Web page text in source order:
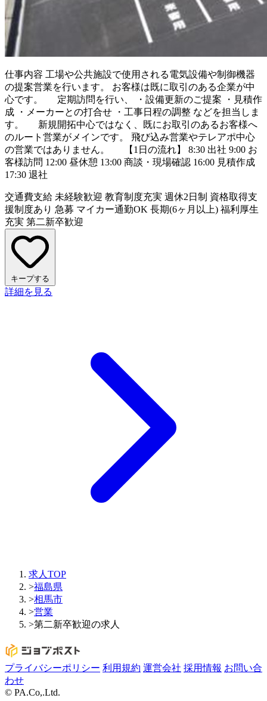
仕事内容 工場や公共施設で使用される電気設備や制御機器
の提案営業を行います。 お客様は既に取引のある企業が中
心です。 定期訪問を行い、 ・設備更新のご提案 ・見積作
成 ・メーカーとの打合せ ・工事日程の調整 などを担当しま
す。 新規開拓中心ではなく、既にお取引のあるお客様へ
のルート営業がメインです。 飛び込み営業やテレアポ中心
の営業ではありません。 【1日の流れ】 8:30 出社 9:00 お
客様訪問 12:00 昼休憩 13:00 商談・現場確認 16:00 見積作成
17:30 退社
交通費支給 未経験歓迎 教育制度充実 週休2日制 資格取得支
援制度あり 急募 マイカー通勤OK 長期(6ヶ月以上) 福利厚生
充実 第二新卒歓迎
キープする
詳細を見る
求人TOP
>福島県
>相馬市
>営業
>第二新卒歓迎の求人
プライバシーポリシー 利用規約 運営会社 採用情報 お問い合
わせ
© PA.Co,.Ltd.